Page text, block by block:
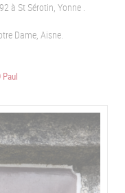
à St Sérotin, Yonne .
Dame, Aisne.
Paul